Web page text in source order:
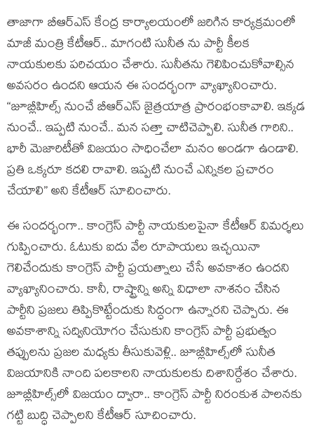
తాజాగా బీఆర్ఎస్ కేంద్ర కార్యాల‌యంలో జ‌రిగిన కార్య‌క్ర‌మంలో
మాజీ మంత్రి కేటీఆర్‌.. మాగంటి సునీత ను పార్టీ కీల‌క
నాయ‌కుల‌కు ప‌రిచ‌యం చేశారు. సునీతను గెలిపించుకోవాల్సిన
అవ‌స‌రం ఉంద‌ని ఆయ‌న ఈ సంద‌ర్భంగా వ్యాఖ్యానించారు.
“జూబ్లీహిల్స్ నుంచే బీఆర్ఎస్ జైత్ర‌యాత్ర ప్రారంభంకావాలి. ఇక్క‌డ
నుంచే.. ఇప్ప‌టి నుంచే.. మన స‌త్తా చాటిచెప్పాలి. సునీత గారిని..
భారీ మెజారిటీతో విజ‌యం సాధించేలా మ‌నం అండ‌గా ఉండాలి.
ప్ర‌తి ఒక్క‌రూ క‌ద‌లి రావాలి. ఇప్పటి నుంచే ఎన్నిక‌ల ప్ర‌చారం
చేయాలి” అని కేటీఆర్ సూచించారు.
ఈ సంద‌ర్భంగా.. కాంగ్రెస్ పార్టీ నాయ‌కుల‌పైనా కేటీఆర్ విమ‌ర్శ‌లు
గుప్పించారు. ఓటుకు ఐదు వేల రూపాయ‌లు ఇచ్చ‌యినా
గెలిచేందుకు కాంగ్రెస్ పార్టీ ప్ర‌య‌త్నాలు చేసే అవ‌కాశం ఉంద‌ని
వ్యాఖ్యానించారు. కానీ, రాష్ట్రాన్ని అన్ని విధాలా నాశ‌నం చేసిన
పార్టీని ప్ర‌జ‌లు తిప్పికొట్టేందుకు సిద్ధంగా ఉన్నార‌ని చెప్పారు. ఈ
అవ‌కాశాన్ని స‌ద్వినియోగం చేసుకుని కాంగ్రెస్ పార్టీ ప్ర‌భుత్వం
త‌ప్పుల‌ను ప్ర‌జ‌ల మ‌ధ్య‌కు తీసుకువెళ్లి.. జూబ్లీహిల్స్‌లో సునీత
విజ‌యానికి నాంది ప‌ల‌కాల‌ని నాయ‌కుల‌కు దిశానిర్దేశం చేశారు.
జూబ్లీహిల్స్‌లో విజ‌యం ద్వారా.. కాంగ్రెస్ పార్టీ నిరంకుశ పాల‌న‌కు
గ‌ట్టి బుద్ధి చెప్పాల‌ని కేటీఆర్ సూచించారు.